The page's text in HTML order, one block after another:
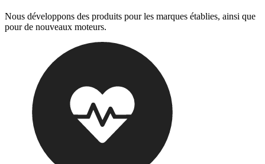
Nous développons des produits pour les marques établies, ainsi que
pour de nouveaux moteurs.